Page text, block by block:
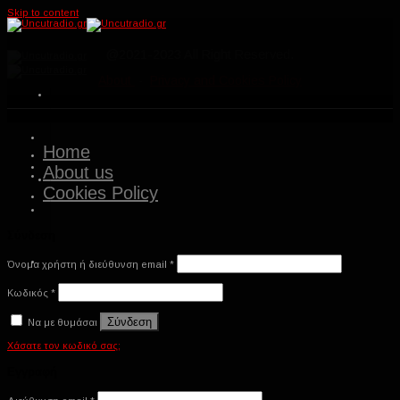
Skip to content
Home
About us
Cookies Policy
Όνομα χρήστη ή διεύθυνση email *
Κωδικός *
Να με θυμάσαι Σύνδεση
Χάσατε τον κωδικό σας;